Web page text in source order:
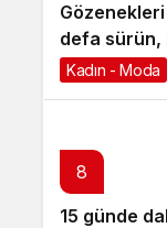
defa sürün,
Kadın - Moda
8
15 günde